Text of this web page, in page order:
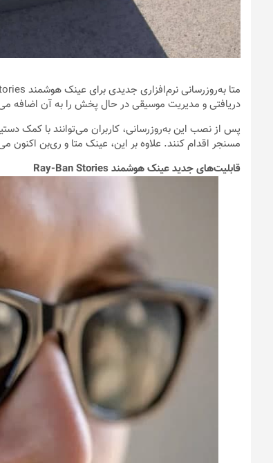
دریافتی و مدیریت موسیقی در حال پخش را به آن اضافه
پس از نصب این به‌روزرسانی، کاربران می‌توانند با کمک
مسنجر اقدام کنند. علاوه بر این، عینک متا و ری‌بن اکنون
قابلیت‌های جدید عینک هوشمند Ray-Ban Stories